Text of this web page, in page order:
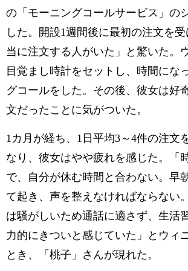
の「モーニングコールサービス」の
した。開設1週間後に最初の注文を
当に注文する人がいた」と驚いた。
目覚まし時計をセットし、時間にな
グコールをした。その後、彼女は好
文だったことに気がついた。
1カ月が経ち、1日平均3～4件の注文
なり、彼女はやや疲れを感じた。「
で、自分が休む時間と合わない。早
て起き、声を整えなければならない
は騒がしいため通話に適さず、生活
力的にきついと感じていた」とウィ
とき、「桃子」さんが現れた。